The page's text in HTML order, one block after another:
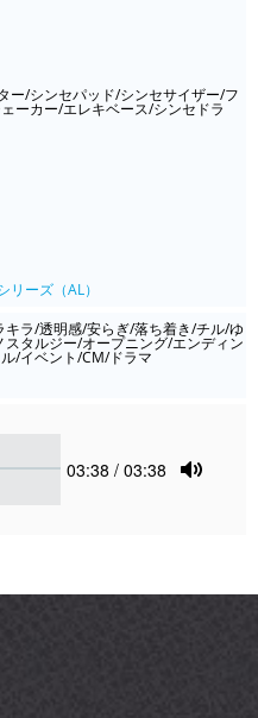
ー/シンセパッド/シンセサイザー/フ
ーカー/エレキベース/シンセドラ
リーズ（AL）
キラ/透明感/安らぎ/落ち着き/チル/ゆ
タルジー/オープニング/エンディン
/イベント/CM/ドラマ
Current
03:38 / 03:38